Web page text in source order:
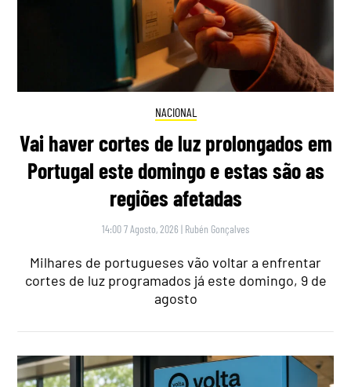
NACIONAL
Vai haver cortes de luz prolongados em
Portugal este domingo e estas são as
regiões afetadas
14:00 7 Agosto, 2026 | Rubén Gonçalves
Milhares de portugueses vão voltar a enfrentar
cortes de luz programados já este domingo, 9 de
agosto